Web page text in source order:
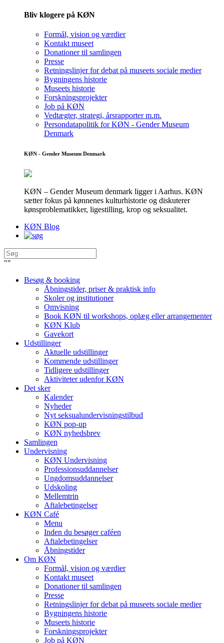
Bliv klogere på KØN
Formål, vision og værdier
Kontakt museet
Donationer til samlingen
Presse
Retningslinjer for debat på museets sociale medier
Bygningens historie
Museets historie
Forskningsprojekter
Job på KØN
Vedtægter, strategi, årsrapporter m.m.
Persondatapolitik for KØN - Gender Museum
Denmark
KØN - Gender Museum Denmark
KØN – Gender Museum denmark ligger i Aarhus. KØN
sætter fokus på kønnenes kulturhistorie og diskuterer
kønsproblematikker, ligestilling, krop og seksualitet.
KØN Blog
""
Besøg & booking
Åbningstider, priser & praktisk info
Skoler og institutioner
Omvisning
Book KØN til workshops, oplæg eller arrangementer
KØN Klub
Gavekort
Udstillinger
Aktuelle udstillinger
Kommende udstillinger
Tidligere udstillinger
Aktiviteter udenfor KØN
Det sker
Kalender
Nyheder
Nyt seksualundervisningstilbud
KØN pop-up
KØN nyhedsbrev
Samlingen
Undervisning
KØN Undervisning
Professionsuddannelser
Ungdomsuddannelser
Udskoling
Mellemtrin
Aftalebetingelser
KØN Café
Menu
Inden du besøger caféen
Aftalebetingelser
Åbningstider
Om KØN
Formål, vision og værdier
Kontakt museet
Donationer til samlingen
Presse
Retningslinjer for debat på museets sociale medier
Bygningens historie
Museets historie
Forskningsprojekter
Job på KØN